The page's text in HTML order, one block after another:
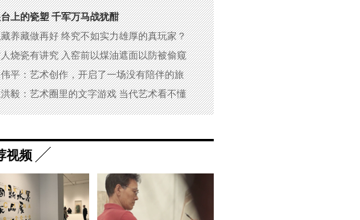
上的瓷塑 千军万马战犹酣
养藏做再好 终究不如实力雄厚的真玩家？
烧瓷有讲究 入窑前以煤油遮面以防被偷窥
平：艺术创作，开启了一场没有陪伴的旅
毅：艺术圈里的文字游戏 当代艺术看不懂
视频